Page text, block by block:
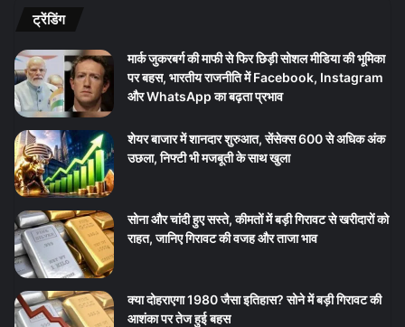
ट्रेंडिंग
मार्क जुकरबर्ग की माफी से फिर छिड़ी सोशल मीडिया की भूमिका
पर बहस, भारतीय राजनीति में Facebook, Instagram
और WhatsApp का बढ़ता प्रभाव
शेयर बाजार में शानदार शुरुआत, सेंसेक्स 600 से अधिक अंक
उछला, निफ्टी भी मजबूती के साथ खुला
सोना और चांदी हुए सस्ते, कीमतों में बड़ी गिरावट से खरीदारों को
राहत, जानिए गिरावट की वजह और ताजा भाव
क्या दोहराएगा 1980 जैसा इतिहास? सोने में बड़ी गिरावट की
आशंका पर तेज हुई बहस